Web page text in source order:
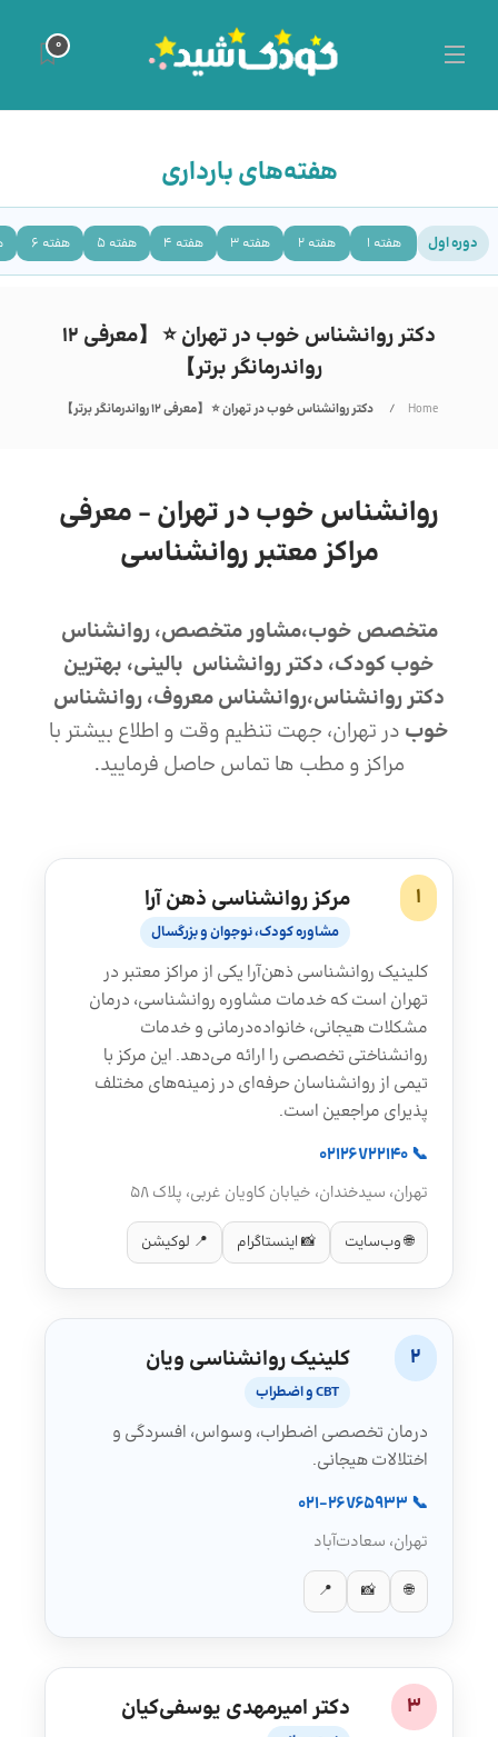
0
هفته‌های بارداری
دوره اول هفته 1 هفته 2 هفته 3 هفته 4 هفته 5 هفته 6
دکتر روانشناس خوب در تهران ⭐️ 【معرفی 12
رواندرمانگر برتر】
Home دکتر روانشناس خوب در تهران ⭐️ 【معرفی 12 رواندرمانگر برتر】
روانشناس خوب در تهران - معرفی
مراکز معتبر روانشناسی
متخصص خوب،مشاور متخصص، روانشناس
خوب کودک، دکتر روانشناس بالینی، بهترین
دکتر روانشناس،روانشناس معروف، روانشناس
خوب در تهران، جهت تنظیم وقت و اطلاع بیشتر با
مراکز و مطب ها تماس حاصل فرمایید.
1 مرکز روانشناسی ذهن آرا
مشاوره کودک، نوجوان و بزرگسال
کلینیک روانشناسی ذهن‌آرا یکی از مراکز معتبر در
تهران است که خدمات مشاوره روانشناسی، درمان
مشکلات هیجانی، خانواده‌درمانی و خدمات
روانشناختی تخصصی را ارائه می‌دهد. این مرکز با
تیمی از روانشناسان حرفه‌ای در زمینه‌های مختلف
پذیرای مراجعین است.
📞 02126722140
تهران، سیدخندان، خیابان کاویان غربی، پلاک ۵۸
🌐 وب‌سایت 📸 اینستاگرام 📍 لوکیشن
2 کلینیک روانشناسی ویان
CBT و اضطراب
درمان تخصصی اضطراب، وسواس، افسردگی و
اختلالات هیجانی.
📞 021-26765933
تهران، سعادت‌آباد
🌐
📸
📍
3 دکتر امیرمهدی یوسفی‌کیان